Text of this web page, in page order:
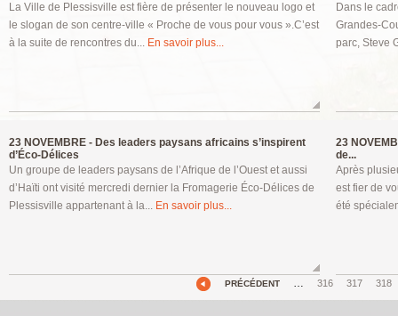
La Ville de Plessisville est fière de présenter le nouveau logo et
le slogan de son centre-ville « Proche de vous pour vous ».C’est
à la suite de rencontres du... En savoir plus...
Dans le
Grandes-
parc, Steve
23 NOVEMBRE - Des leaders paysans africains s’inspirent
d’Éco-Délices
Un groupe de leaders paysans de l’Afrique de l’Ouest et aussi
d’Haïti ont visité mercredi dernier la Fromagerie Éco-Délices de
Plessisville appartenant à la... En savoir plus...
23
de...
Après
est fier de
été
PRÉCÉDENT … 316 317 318